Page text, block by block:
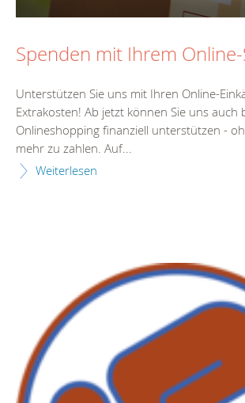
Spenden mit Ihrem
Unterstützen Sie uns mit Ihren Online-
Extrakosten! Ab jetzt können Sie uns auch
Onlineshopping finanziell unterstützen -
mehr zu zahlen. Auf...
Weiterlesen